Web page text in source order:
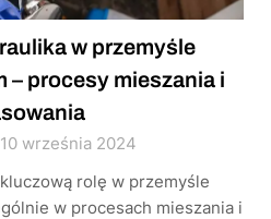
w przemyśle
– procesy mieszania i
września 2024
rolę w przemyśle
w procesach mieszania i